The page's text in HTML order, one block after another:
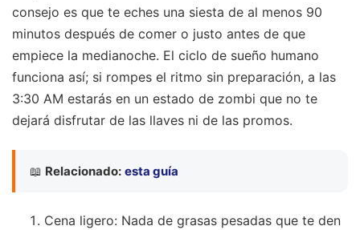
consejo es que te eches una siesta de al menos 90
minutos después de comer o justo antes de que
empiece la medianoche. El ciclo de sueño humano
funciona así; si rompes el ritmo sin preparación, a las
3:30 AM estarás en un estado de zombi que no te
dejará disfrutar de las llaves ni de las promos.
📖 Relacionado: esta guía
Cena ligero: Nada de grasas pesadas que te den